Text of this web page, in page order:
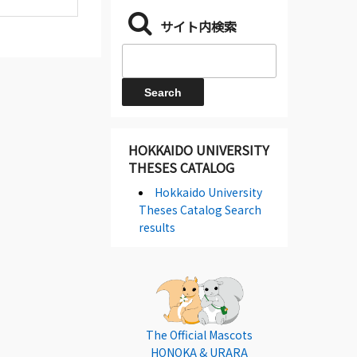
サイト内検索
HOKKAIDO UNIVERSITY
THESES CATALOG
Hokkaido University
Theses Catalog Search
results
The Official Mascots
HONOKA & URARA